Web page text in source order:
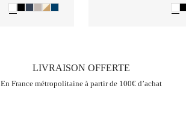
LIVRAISON OFFERTE
En France métropolitaine à partir de 100€ d’achat